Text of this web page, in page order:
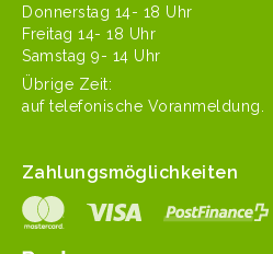
Don­ner­stag 14- 18 Uhr
Fre­itag 14- 18 Uhr
Sam­stag 9- 14 Uhr
Übrige Zeit:
auf tele­fonis­che Voranmeldung.
Zahlungsmöglichkeiten